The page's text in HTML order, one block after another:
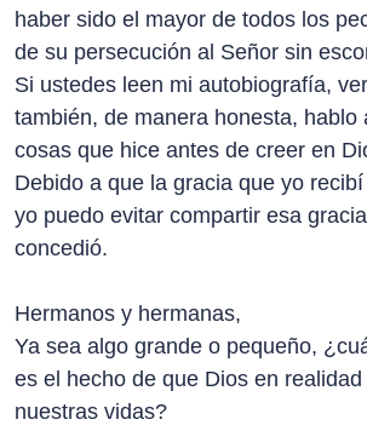
haber sido el mayor de todos los
de su persecución al Señor sin
Si ustedes leen mi autobiografía,
también, de manera honesta, hablo
cosas que hice antes de creer en
Debido a que la gracia que yo
yo puedo evitar compartir esa
concedió.
Hermanos y hermanas,
Ya sea algo grande o pequeño,
es el hecho de que Dios en
nuestras vidas?